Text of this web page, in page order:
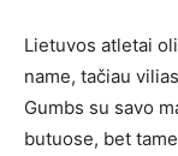
Lietuvos atletai
name, tačiau
Gumbs su savo
butuose, bet